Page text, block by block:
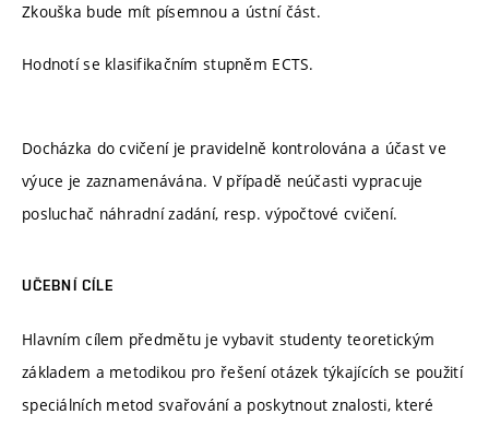
Zkouška bude mít písemnou a ústní část.
Hodnotí se klasifikačním stupněm ECTS.
Docházka do cvičení je pravidelně kontrolována a účast ve
výuce je zaznamenávána. V případě neúčasti vypracuje
posluchač náhradní zadání, resp. výpočtové cvičení.
UČEBNÍ CÍLE
Hlavním cílem předmětu je vybavit studenty teoretickým
základem a metodikou pro řešení otázek týkajících se použití
speciálních metod svařování a poskytnout znalosti, které